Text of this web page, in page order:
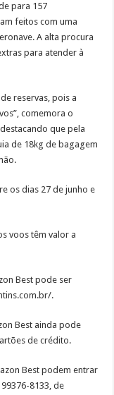
para 157
feitos com uma
A alta procura
para atender à
reservas, pois a
comemora o
que pela
de 18kg de bagagem
os dias 27 de junho e
voos têm valor a
Best pode ser
.
Best ainda pode
de crédito.
Best podem entrar
8133, de